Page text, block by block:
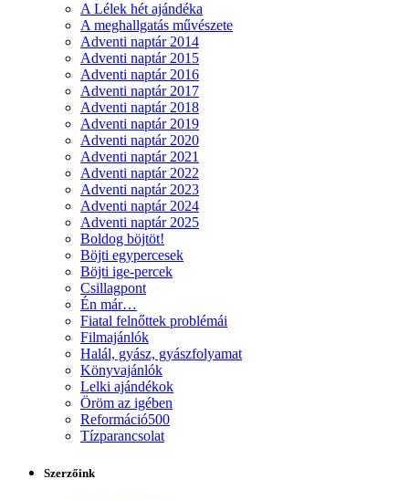
A Lélek hét ajándéka
A meghallgatás művészete
Adventi naptár 2014
Adventi naptár 2015
Adventi naptár 2016
Adventi naptár 2017
Adventi naptár 2018
Adventi naptár 2019
Adventi naptár 2020
Adventi naptár 2021
Adventi naptár 2022
Adventi naptár 2023
Adventi naptár 2024
Adventi naptár 2025
Boldog böjtöt!
Böjti egypercesek
Böjti ige-percek
Csillagpont
Én már…
Fiatal felnőttek problémái
Filmajánlók
Halál, gyász, gyászfolyamat
Könyvajánlók
Lelki ajándékok
Öröm az igében
Reformáció500
Tízparancsolat
Szerzőink